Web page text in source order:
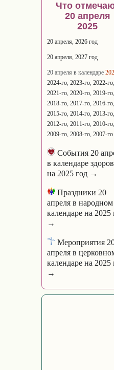
Что
20 апреля
2025
20 апреля, 2026 год
20 апреля, 2027 год
20 апреля в календаре
2024-го, 2023-го, 2022-го,
2021-го, 2020-го, 2019-го,
2018-го, 2017-го, 2016-го,
2015-го, 2014-го, 2013-го,
2012-го, 2011-го, 2010-го,
2009-го, 2008-го, 2007-го
События 20
в календаре
на 2025 год →
Праздники 20
апреля в народном
календаре на 2025
→
Мероприятия
апреля в
календаре на 2025
→